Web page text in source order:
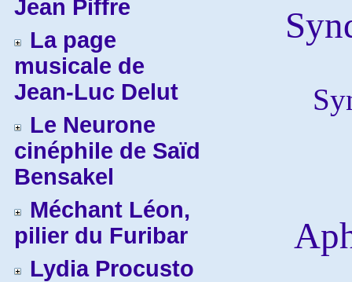
Jean Piffre
La page
musicale de
Jean-Luc Delut
Le Neurone
cinéphile de Saïd
Bensakel
Méchant Léon,
pilier du Furibar
Lydia Procusto